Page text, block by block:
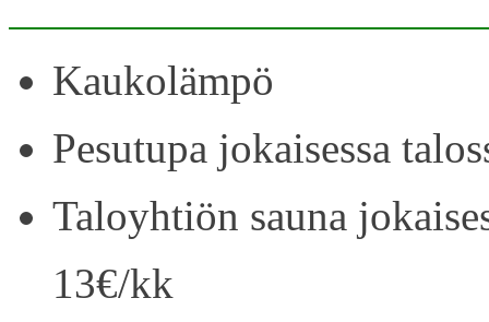
Kaukolämpö
Pesutupa jokaisessa
Taloyhtiön sauna
13€/kk